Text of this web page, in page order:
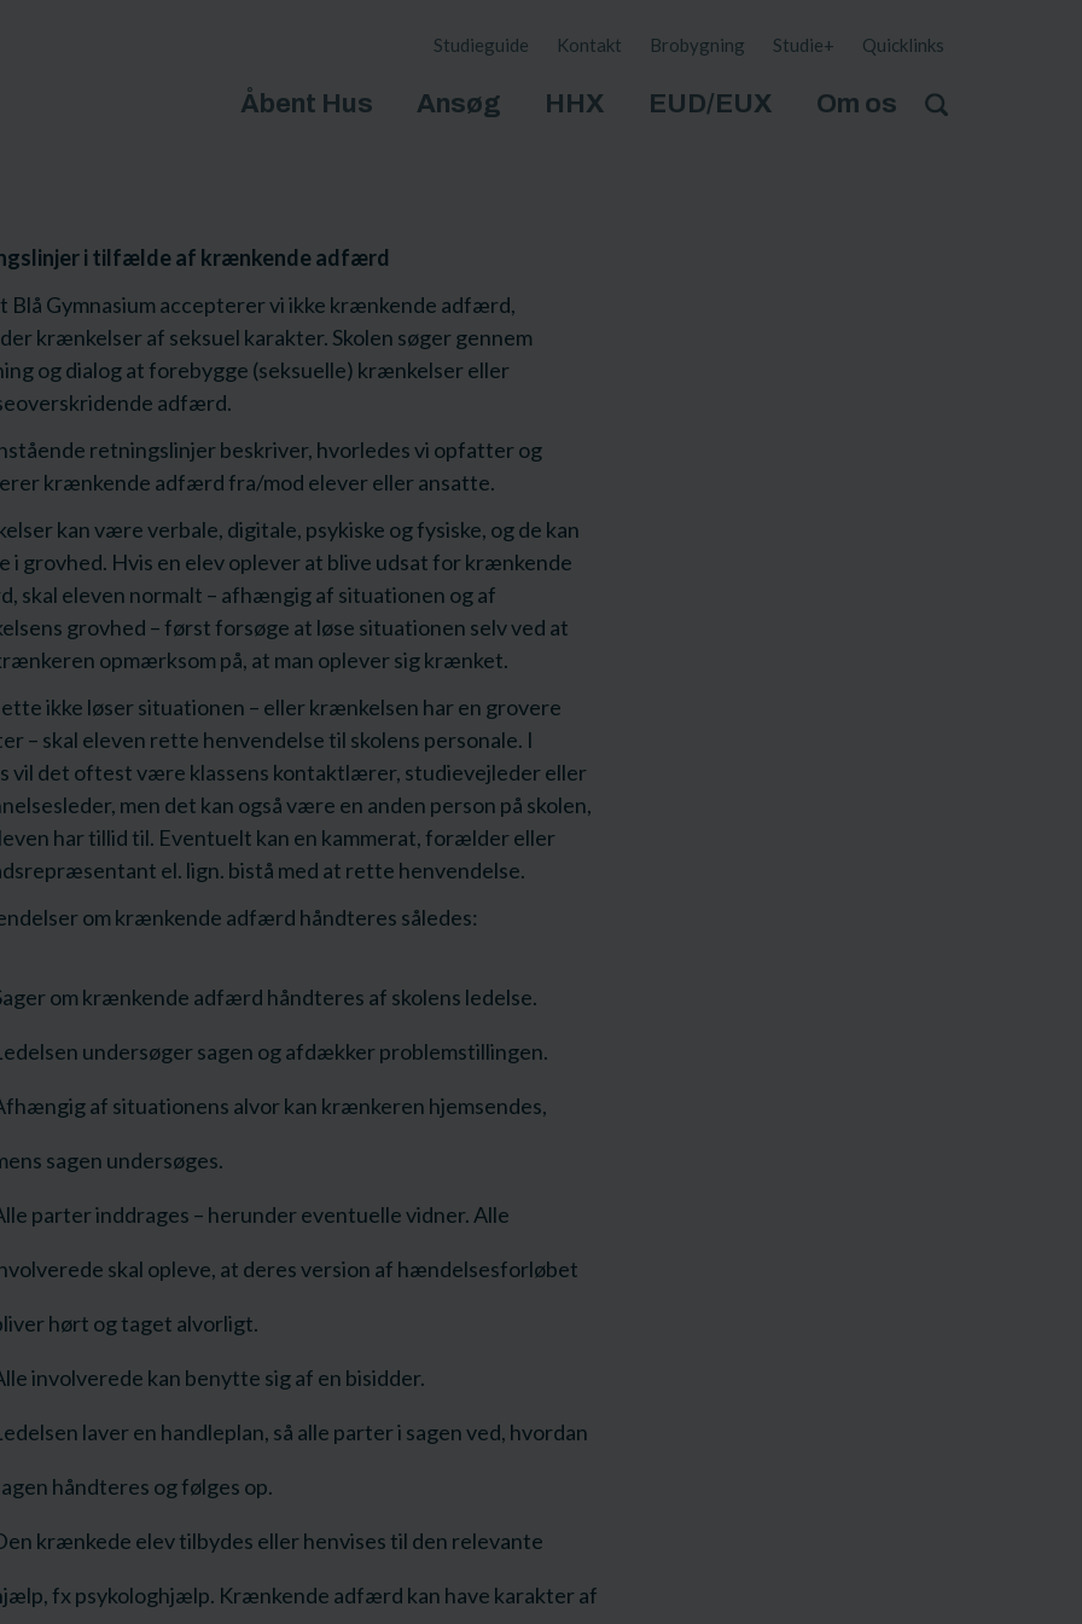
Studieguide Kontakt Brobygning Studie+ Quicklinks
Åbent Hus Ansøg HHX EUD/EUX Om os
i tilfælde af krænkende adfærd
Blå Gymnasium accepterer vi ikke krænkende adfærd,
krænkelser af seksuel karakter. Skolen søger gennem
og dialog at forebygge (seksuelle) krænkelser eller
adfærd.
retningslinjer beskriver, hvorledes vi opfatter og
krænkende adfærd fra/mod elever eller ansatte.
kan være verbale, digitale, psykiske og fysiske, og de kan
i grovhed. Hvis en elev oplever at blive udsat for krænkende
skal eleven normalt – afhængig af situationen og af
grovhed – først forsøge at løse situationen selv ved at
opmærksom på, at man oplever sig krænket.
ikke løser situationen – eller krænkelsen har en grovere
– skal eleven rette henvendelse til skolens personale. I
vil det oftest være klassens kontaktlærer, studievejleder eller
men det kan også være en anden person på skolen,
har tillid til. Eventuelt kan en kammerat, forælder eller
el. lign. bistå med at rette henvendelse.
om krænkende adfærd håndteres således:
om krænkende adfærd håndteres af skolens ledelse.
undersøger sagen og afdækker problemstillingen.
af situationens alvor kan krænkeren hjemsendes,
sagen undersøges.
parter inddrages – herunder eventuelle vidner. Alle
skal opleve, at deres version af hændelsesforløbet
hørt og taget alvorligt.
involverede kan benytte sig af en bisidder.
laver en handleplan, så alle parter i sagen ved, hvordan
håndteres og følges op.
krænkede elev tilbydes eller henvises til den relevante
fx psykologhjælp. Krænkende adfærd kan have karakter af